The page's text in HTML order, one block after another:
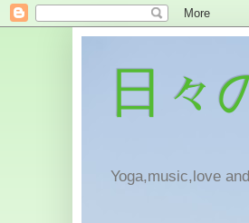
日々
Yoga,music,love